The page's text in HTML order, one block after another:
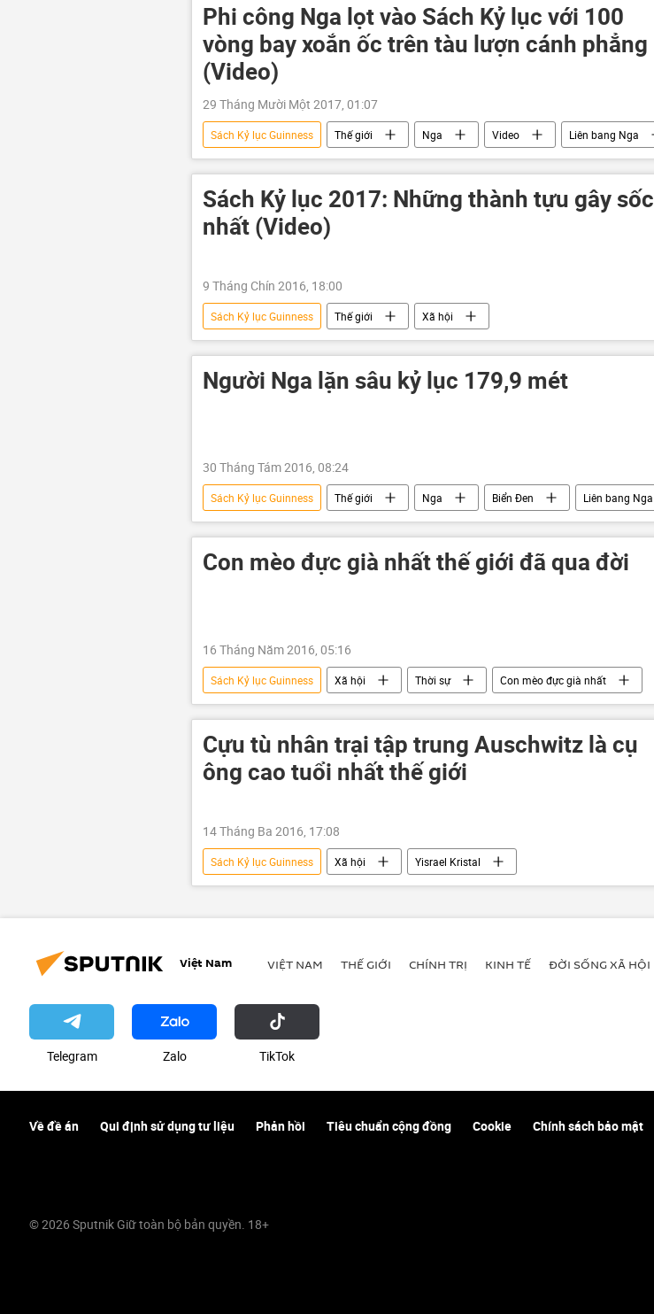
Phi công Nga lọt vào Sách Kỷ lục với 100
vòng bay xoắn ốc trên tàu lượn cánh phẳng
(Video)
29 Tháng Mười Một 2017, 01:07
Sách Kỷ lục Guinness Thế giới Nga Video Liên bang Nga
Sách Kỷ lục 2017: Những thành tựu gây sốc
nhất (Video)
9 Tháng Chín 2016, 18:00
Sách Kỷ lục Guinness Thế giới Xã hội
Người Nga lặn sâu kỷ lục 179,9 mét
30 Tháng Tám 2016, 08:24
Sách Kỷ lục Guinness Thế giới Nga Biển Đen
Liên bang Nga
lặn có mang thiết bị
Con mèo đực già nhất thế giới đã qua đời
16 Tháng Năm 2016, 05:16
Sách Kỷ lục Guinness Xã hội Thời sự Con mèo đực già nhất
Cựu tù nhân trại tập trung Auschwitz là cụ
ông cao tuổi nhất thế giới
14 Tháng Ba 2016, 17:08
Sách Kỷ lục Guinness Xã hội Yisrael Kristal
Việt Nam VIỆT NAM THẾ GIỚI CHÍNH TRỊ KINH TẾ ĐỜI SỐNG XÃ HỘI
Telegram Zalo ТikТоk
Về đề án Qui định sử dụng tư liệu Phản hồi Tiêu chuẩn cộng đồng Cookie Chính sách bảo mật
© 2026 Sputnik Giữ toàn bộ bản quyền. 18+